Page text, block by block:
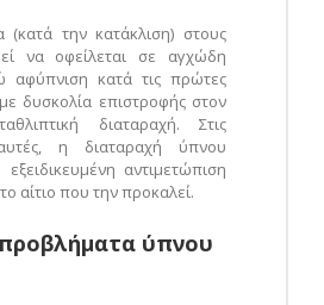
(κατά την κατάκλιση) στους
να οφείλεται σε αγχώδη
αφύπνιση κατά τις πρώτες
δυσκολία επιστροφής στον
διαταραχή. Στις
η διαταραχή ύπνου
εξειδικευμένη αντιμετώπιση
αίτιο που την προκαλεί.
προβλήματα ύπνου